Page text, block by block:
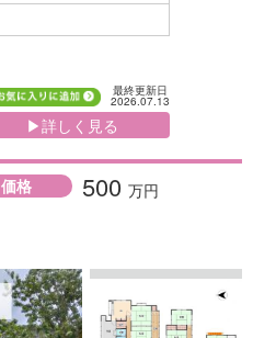
最終更新日
2026.07.13
▶詳しく見る
価格 500 万円